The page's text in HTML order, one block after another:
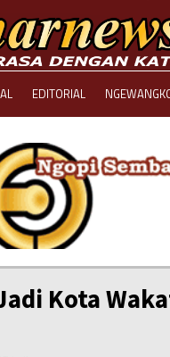
EDITORIAL
Kota